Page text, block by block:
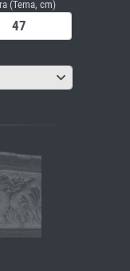
(Tema, cm)